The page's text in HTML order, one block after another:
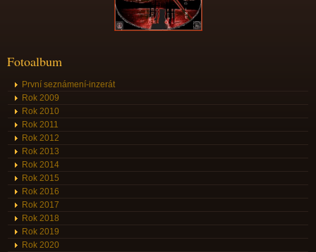
Fotoalbum
První seznámení-inzerát
Rok 2009
Rok 2010
Rok 2011
Rok 2012
Rok 2013
Rok 2014
Rok 2015
Rok 2016
Rok 2017
Rok 2018
Rok 2019
Rok 2020